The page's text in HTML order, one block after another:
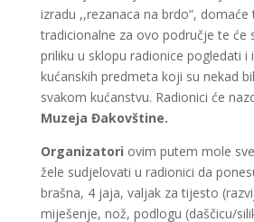
izradu ,,rezanaca na brdo“, domaće
tradicionalne za ovo područje te će
priliku u sklopu radionice pogledati i
kućanskih predmeta koji su nekad
svakom kućanstvu. Radionici će
Muzeja Đakovštine.
Organizatori ovim putem mole
žele sudjelovati u radionici da
brašna, 4 jaja, valjak za tijesto
miješenje, nož, podlogu (daščicu/